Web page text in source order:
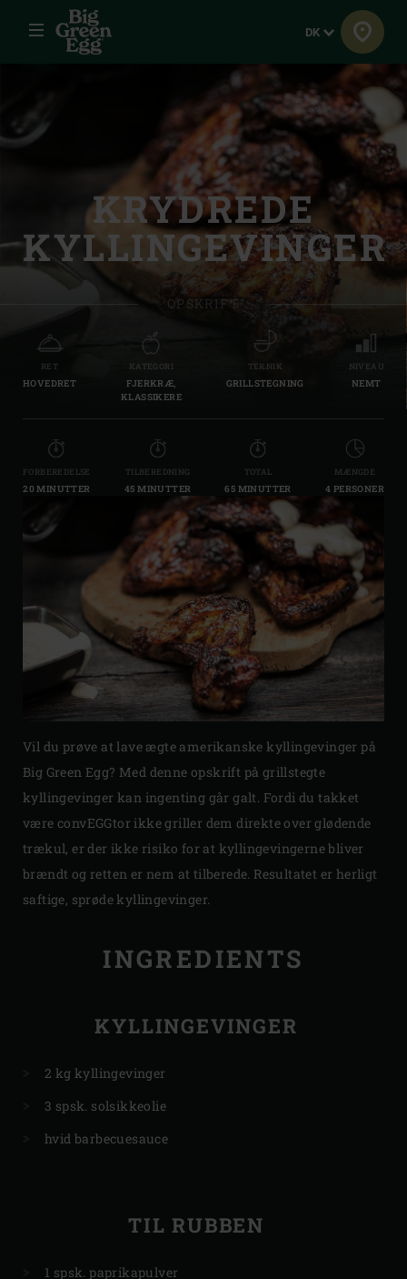
Menu Sprog
DK
KRYDREDE
KYLLINGEVINGER
OPSKRIFT
RET
HOVEDRET
KATEGORI
FJERKRÆ,
KLASSIKERE
TEKNIK
GRILLSTEGNING
NIVEAU
NEMT
FORBEREDELSE
20 MINUTTER
TILBEREDNING
45 MINUTTER
TOTAL
65 MINUTTER
MÆNGDE
4 PERSONER
Vil du prøve at lave ægte amerikanske kyllingevinger på
Big Green Egg? Med denne opskrift på grillstegte
kyllingevinger kan ingenting går galt. Fordi du takket
være convEGGtor ikke griller dem direkte over glødende
trækul, er der ikke risiko for at kyllingevingerne bliver
brændt og retten er nem at tilberede. Resultatet er herligt
saftige, sprøde kyllingevinger.
INGREDIENTS
KYLLINGEVINGER
2 kg kyllingevinger
3 spsk. solsikkeolie
hvid barbecuesauce
TIL RUBBEN
1 spsk. paprikapulver